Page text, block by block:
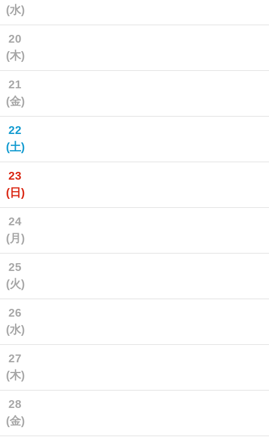
(水)
20
(木)
21
(金)
22
(土)
23
(日)
24
(月)
25
(火)
26
(水)
27
(木)
28
(金)